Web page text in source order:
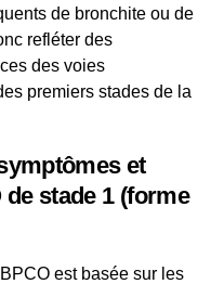
de bronchite ou de
refléter des
des voies
premiers stades de la
et
stade 1 (forme
est basée sur les